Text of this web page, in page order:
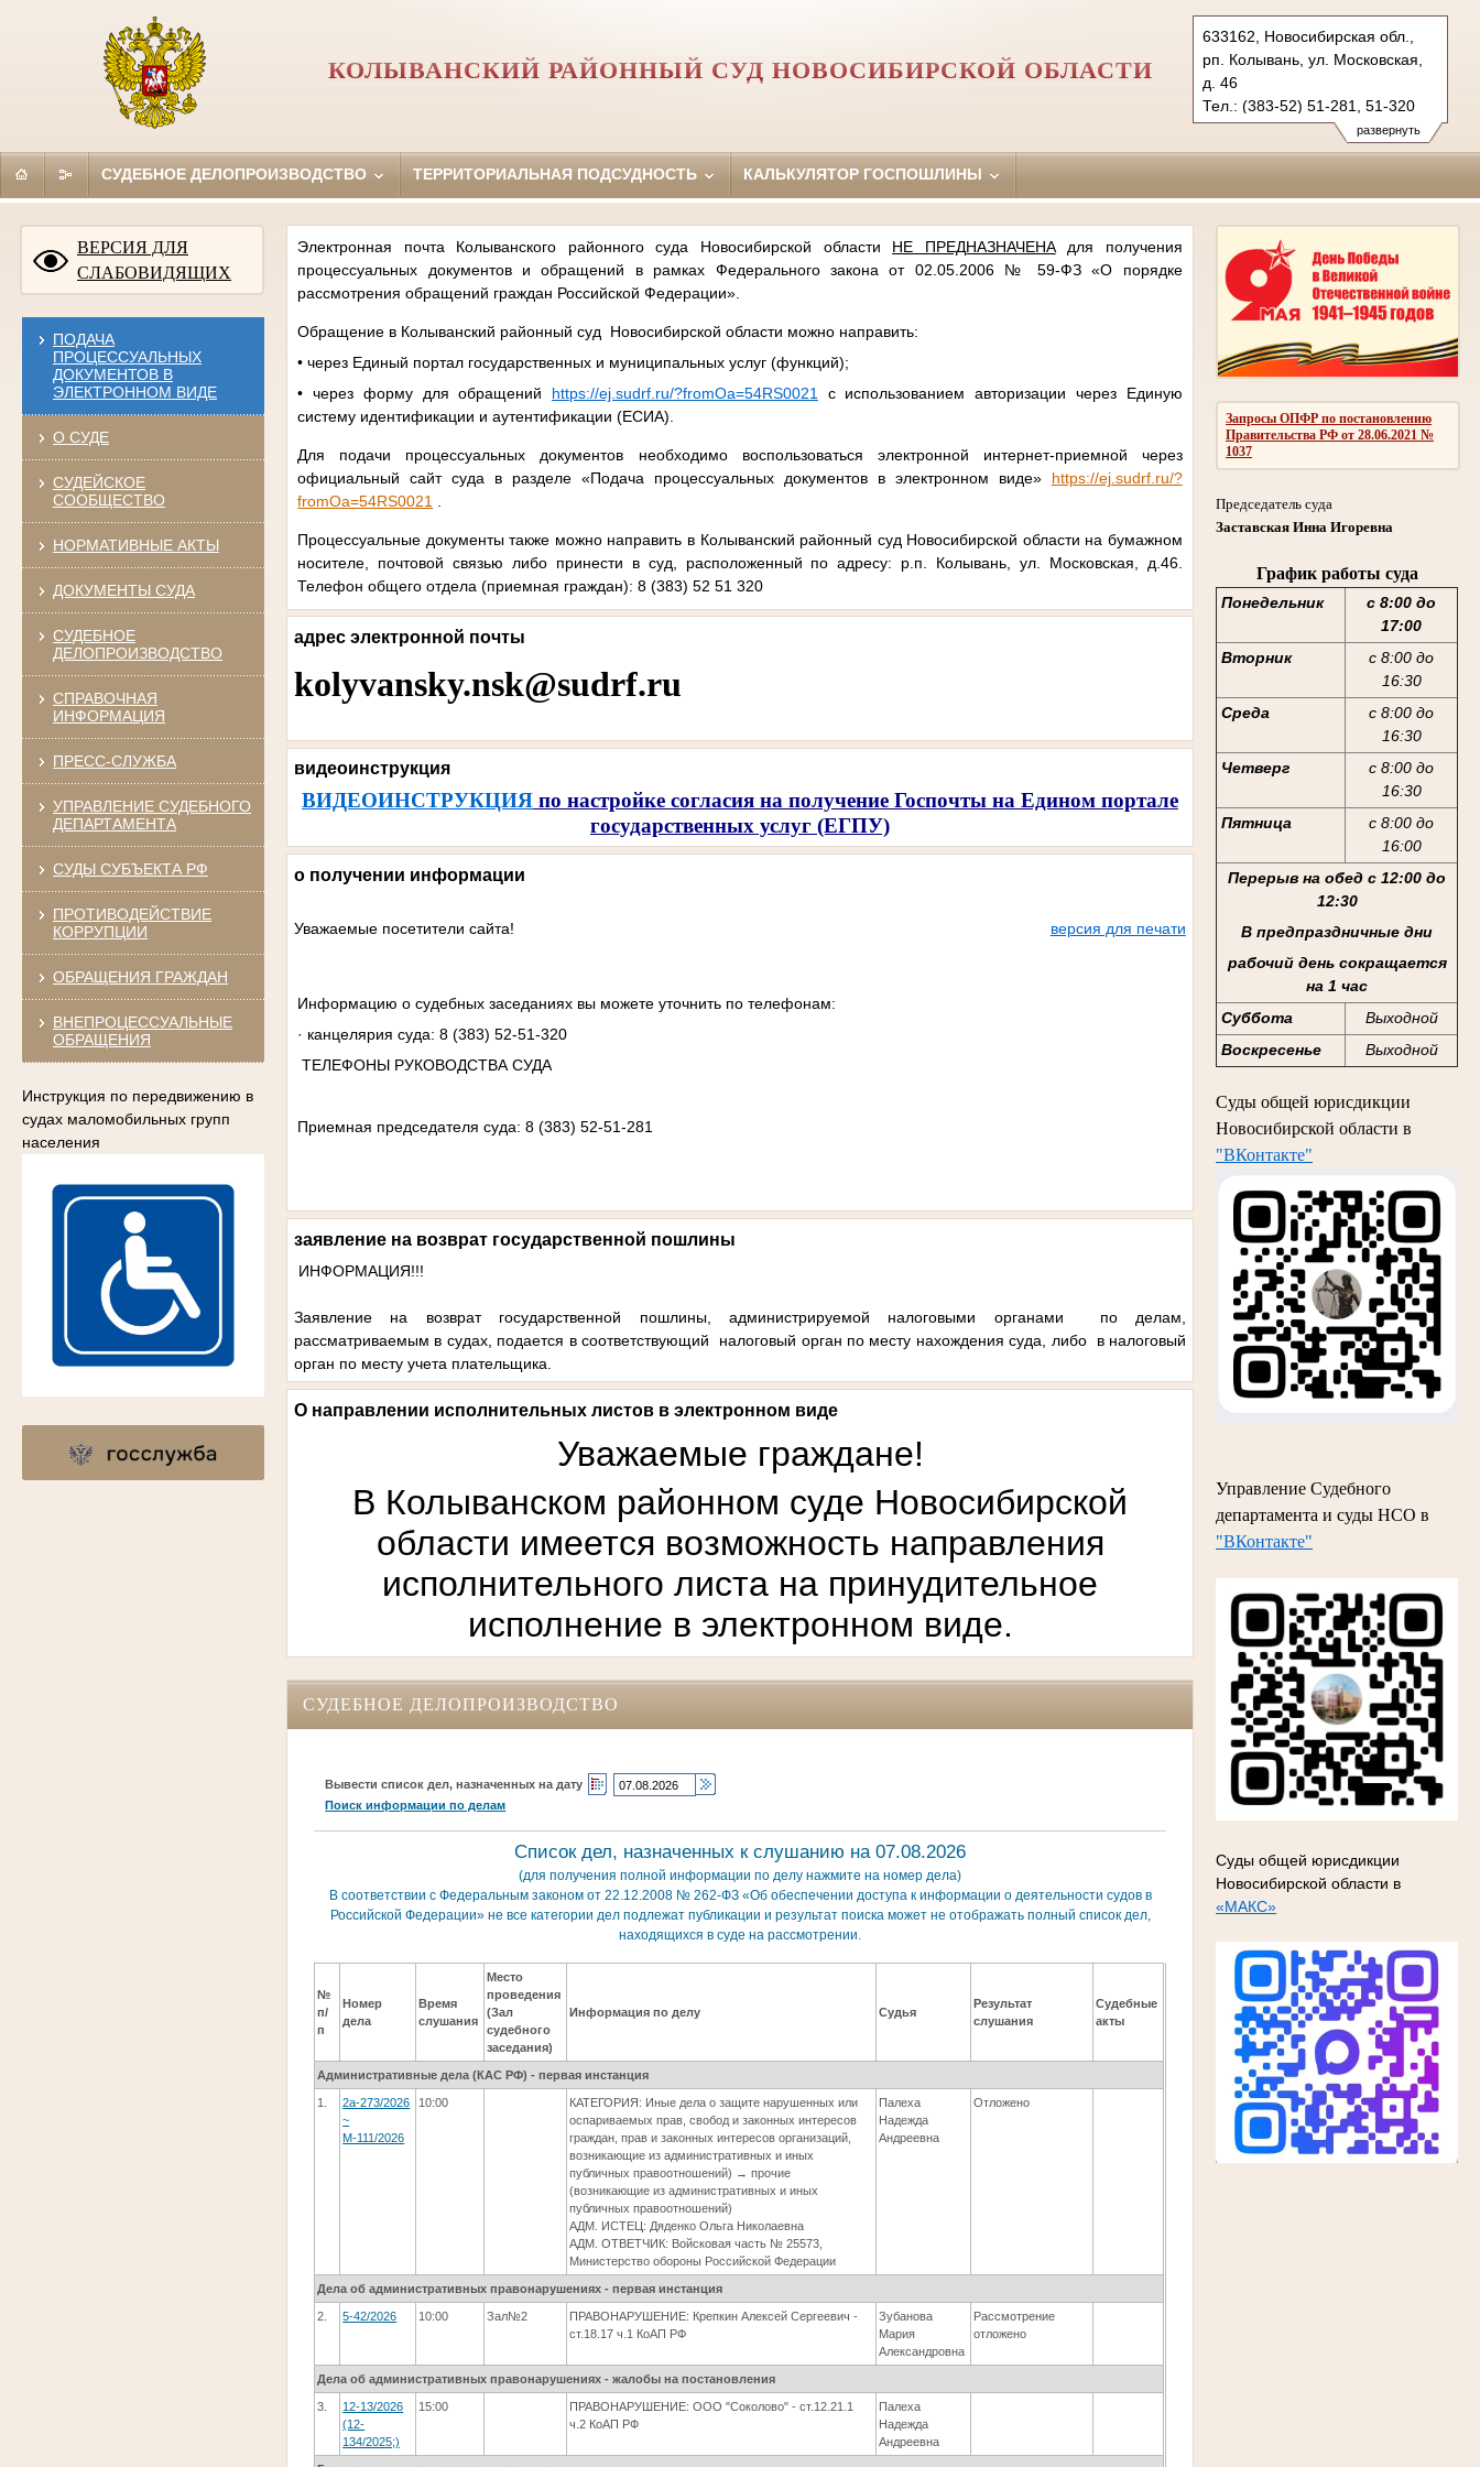
развернуть
633162, Новосибирская обл.,
рп. Колывань, ул. Московская,
д. 46
Тел.: (383-52) 51-281, 51-320
kolyvansky.nsk@sudrf.ru
КОЛЫВАНСКИЙ РАЙОННЫЙ СУД НОВОСИБИРСКОЙ ОБЛАСТИ
СУДЕБНОЕ ДЕЛОПРОИЗВОДСТВО ТЕРРИТОРИАЛЬНАЯ ПОДСУДНОСТЬ КАЛЬКУЛЯТОР ГОСПОШЛИНЫ
ВЕРСИЯ ДЛЯ
СЛАБОВИДЯЩИХ
ПОДАЧА
ПРОЦЕССУАЛЬНЫХ
ДОКУМЕНТОВ В
ЭЛЕКТРОННОМ ВИДЕ
О СУДЕ
СУДЕЙСКОЕ
СООБЩЕСТВО
НОРМАТИВНЫЕ АКТЫ
ДОКУМЕНТЫ СУДА
СУДЕБНОЕ
ДЕЛОПРОИЗВОДСТВО
СПРАВОЧНАЯ
ИНФОРМАЦИЯ
ПРЕСС-СЛУЖБА
УПРАВЛЕНИЕ СУДЕБНОГО
ДЕПАРТАМЕНТА
СУДЫ СУБЪЕКТА РФ
ПРОТИВОДЕЙСТВИЕ
КОРРУПЦИИ
ОБРАЩЕНИЯ ГРАЖДАН
ВНЕПРОЦЕССУАЛЬНЫЕ
ОБРАЩЕНИЯ
Инструкция по передвижению в
судах маломобильных групп
населения
Запросы ОПФР по постановлению
Правительства РФ от 28.06.2021 №
1037
Председатель суда
Заставская Инна Игоревна
График работы суда
Понедельник
с 8:00 до
17:00
Вторник
с 8:00 до
16:30
Среда
с 8:00 до
16:30
Четверг
с 8:00 до
16:30
Пятница
с 8:00 до
16:00
Перерыв на обед с 12:00 до
12:30
В предпраздничные дни
рабочий день сокращается
на 1 час
Суббота
Выходной
Воскресенье
Выходной
Суды общей юрисдикции
Новосибирской области в
"ВКонтакте"
Управление Судебного
департамента и суды НСО в
"ВКонтакте"
Суды общей юрисдикции
Новосибирской области в
«МАКС»
Электронная почта Колыванского районного суда Новосибирской области НЕ ПРЕДНАЗНАЧЕНАдля получения
процессуальных документов и обращений в рамках Федерального закона от 02.05.2006 № 59-ФЗ «О порядке
рассмотрения обращений граждан Российской Федерации».
Обращение в Колыванский районный суд Новосибирской области можно направить:
• через Единый портал государственных и муниципальных услуг (функций);
• через форму для обращений https://ej.sudrf.ru/?fromOa=54RS0021 с использованием авторизации через Единую
систему идентификации и аутентификации (ЕСИА).
Для подачи процессуальных документов необходимо воспользоваться электронной интернет-приемной через
официальный сайт суда в разделе «Подача процессуальных документов в электронном виде» https://ej.sudrf.ru/?
fromOa=54RS0021 .
Процессуальные документы также можно направить в Колыванский районный суд Новосибирской области на бумажном
носителе, почтовой связью либо принести в суд, расположенный по адресу: р.п. Колывань, ул. Московская, д.46.
Телефон общего отдела (приемная граждан): 8 (383) 52 51 320
адрес электронной почты
kolyvansky.nsk@sudrf.ru
видеоинструкция
ВИДЕОИНСТРУКЦИЯ по настройке согласия на получение Госпочты на Едином портале
государственных услуг (ЕГПУ)
о получении информации
Уважаемые посетители сайта! версия для печати
Информацию о судебных заседаниях вы можете уточнить по телефонам:
· канцелярия суда: 8 (383) 52-51-320
ТЕЛЕФОНЫ РУКОВОДСТВА СУДА
Приемная председателя суда: 8 (383) 52-51-281
заявление на возврат государственной пошлины
ИНФОРМАЦИЯ!!!
Заявление на возврат государственной пошлины, администрируемой налоговыми органами по делам,
рассматриваемым в судах, подается в соответствующий налоговый орган по месту нахождения суда, либо в налоговый
орган по месту учета плательщика.
О направлении исполнительных листов в электронном виде
Уважаемые граждане!
В Колыванском районном суде Новосибирской
области имеется возможность направления
исполнительного листа на принудительное
исполнение в электронном виде.
СУДЕБНОЕ ДЕЛОПРОИЗВОДСТВО
Вывести список дел, назначенных на дату
Поиск информации по делам
Список дел, назначенных к слушанию на 07.08.2026
(для получения полной информации по делу нажмите на номер дела)
В соответствии с Федеральным законом от 22.12.2008 № 262-ФЗ «Об обеспечении доступа к информации о деятельности судов в
Российской Федерации» не все категории дел подлежат публикации и результат поиска может не отображать полный список дел,
находящихся в суде на рассмотрении.
№
п/
п
Номер
дела
Время
слушания
Место
проведения
(Зал
судебного
заседания)
Информация по делу Судья
Результат
слушания
Судебные
акты
Административные дела (КАC РФ) - первая инстанция
1.
2а-273/2026
~
М-111/2026
10:00
КАТЕГОРИЯ: Иные дела о защите нарушенных или
оспариваемых прав, свобод и законных интересов
граждан, прав и законных интересов организаций,
возникающие из административных и иных
публичных правоотношений) → прочие
(возникающие из административных и иных
публичных правоотношений)
АДМ. ИСТЕЦ: Дяденко Ольга Николаевна
АДМ. ОТВЕТЧИК: Войсковая часть № 25573,
Министерство обороны Российской Федерации
Палеха
Надежда
Андреевна
Отложено
Дела об административных правонарушениях - первая инстанция
2. 5-42/2026 10:00 Зал№2
ПРАВОНАРУШЕНИЕ: Крепкин Алексей Сергеевич -
ст.18.17 ч.1 КоАП РФ
Зубанова
Мария
Александровна
Рассмотрение
отложено
Дела об административных правонарушениях - жалобы на постановления
3.
12-13/2026
(12-
134/2025;)
15:00
ПРАВОНАРУШЕНИЕ: ООО "Соколово" - ст.12.21.1
ч.2 КоАП РФ
Палеха
Надежда
Андреевна